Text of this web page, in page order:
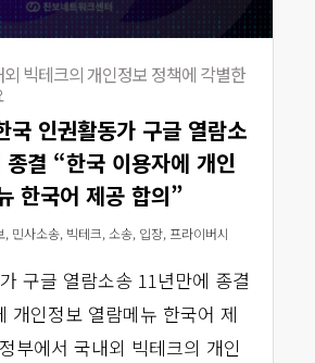
빅테크의 개인정보 정책에 각별한
국 인권활동가 구글 열람소
결 “한국 이용자에 개인
한국어 제공 합의”
, 민사소송, 빅테크,소송, 입장, 프라이버시
구글 열람소송 11년만에 종결
개인정보 열람메뉴 한국어 제
부에서 국내외 빅테크의 개인